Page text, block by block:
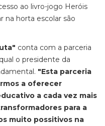
ao livro-jogo Heróis
na horta escolar são
conta com a parceria
o presidente da
"Esta parceria
a oferecer
a cada vez mais
para a
muito possitivos na